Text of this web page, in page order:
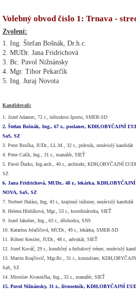
Volebný obvod číslo 1: Trnava -
Zvolení:
1. Ing. Štefan Bošnák, Dr.h.c.
2. MUDr. Jana Fridrichová
3. Bc. Pavol Nižnánsky
4. Mgr. Tibor Pekarčík
5. Ing. Juraj Novota
Kandidovali:
1. Jozef Adamec, 72 r., inštruktor športu, SMER-SD
2. Štefan Bošnák, Ing., 67 r., poslanec, KDH,OBYČAJNÍ
SaS, SZ
3. Peter Bročka, JUDr., LL.M., 32 r., právnik, nezávislý kandidát
4. Peter Calík, Ing., 31 r., manažér, SIEŤ
5. Pavel Ďurko, Ing.arch., 40 r., architekt, KDH,OBYČAJNÍ
SZ
6. Jana Fridrichová, MUDr., 48 r., lekárka, KDH,OBYČAJNÍ
NOVA, SaS, SZ
7. Norbert Halász, Ing, 43 r., krajinný inžinier, nezávislý kandidát
8. Helena Hlubíková, Mgr., 53 r., koordinátorka, SIEŤ
9. Jozef Jakubec, Ing., 63 r., dôchodca, SNS
10. Katarína Jelačičová, MUDr., 49 r., lekárka, SMER-SD
11. Róbert Kessler, JUDr., 48 r., advokát, SIEŤ
12. Jozef Kováč, 29 r., kondičný a futbalový tréner, nezávislý
13. Martin Krajčovič, Mgr.Bc., 31 r., konzultant,
SaS, SZ
14. Miroslav Kvasnička, Ing., 32 r., manažér, SIEŤ
15. Pavol Nižnánsky, 31 r., živnostník, KDH,OBYČAJNÍ